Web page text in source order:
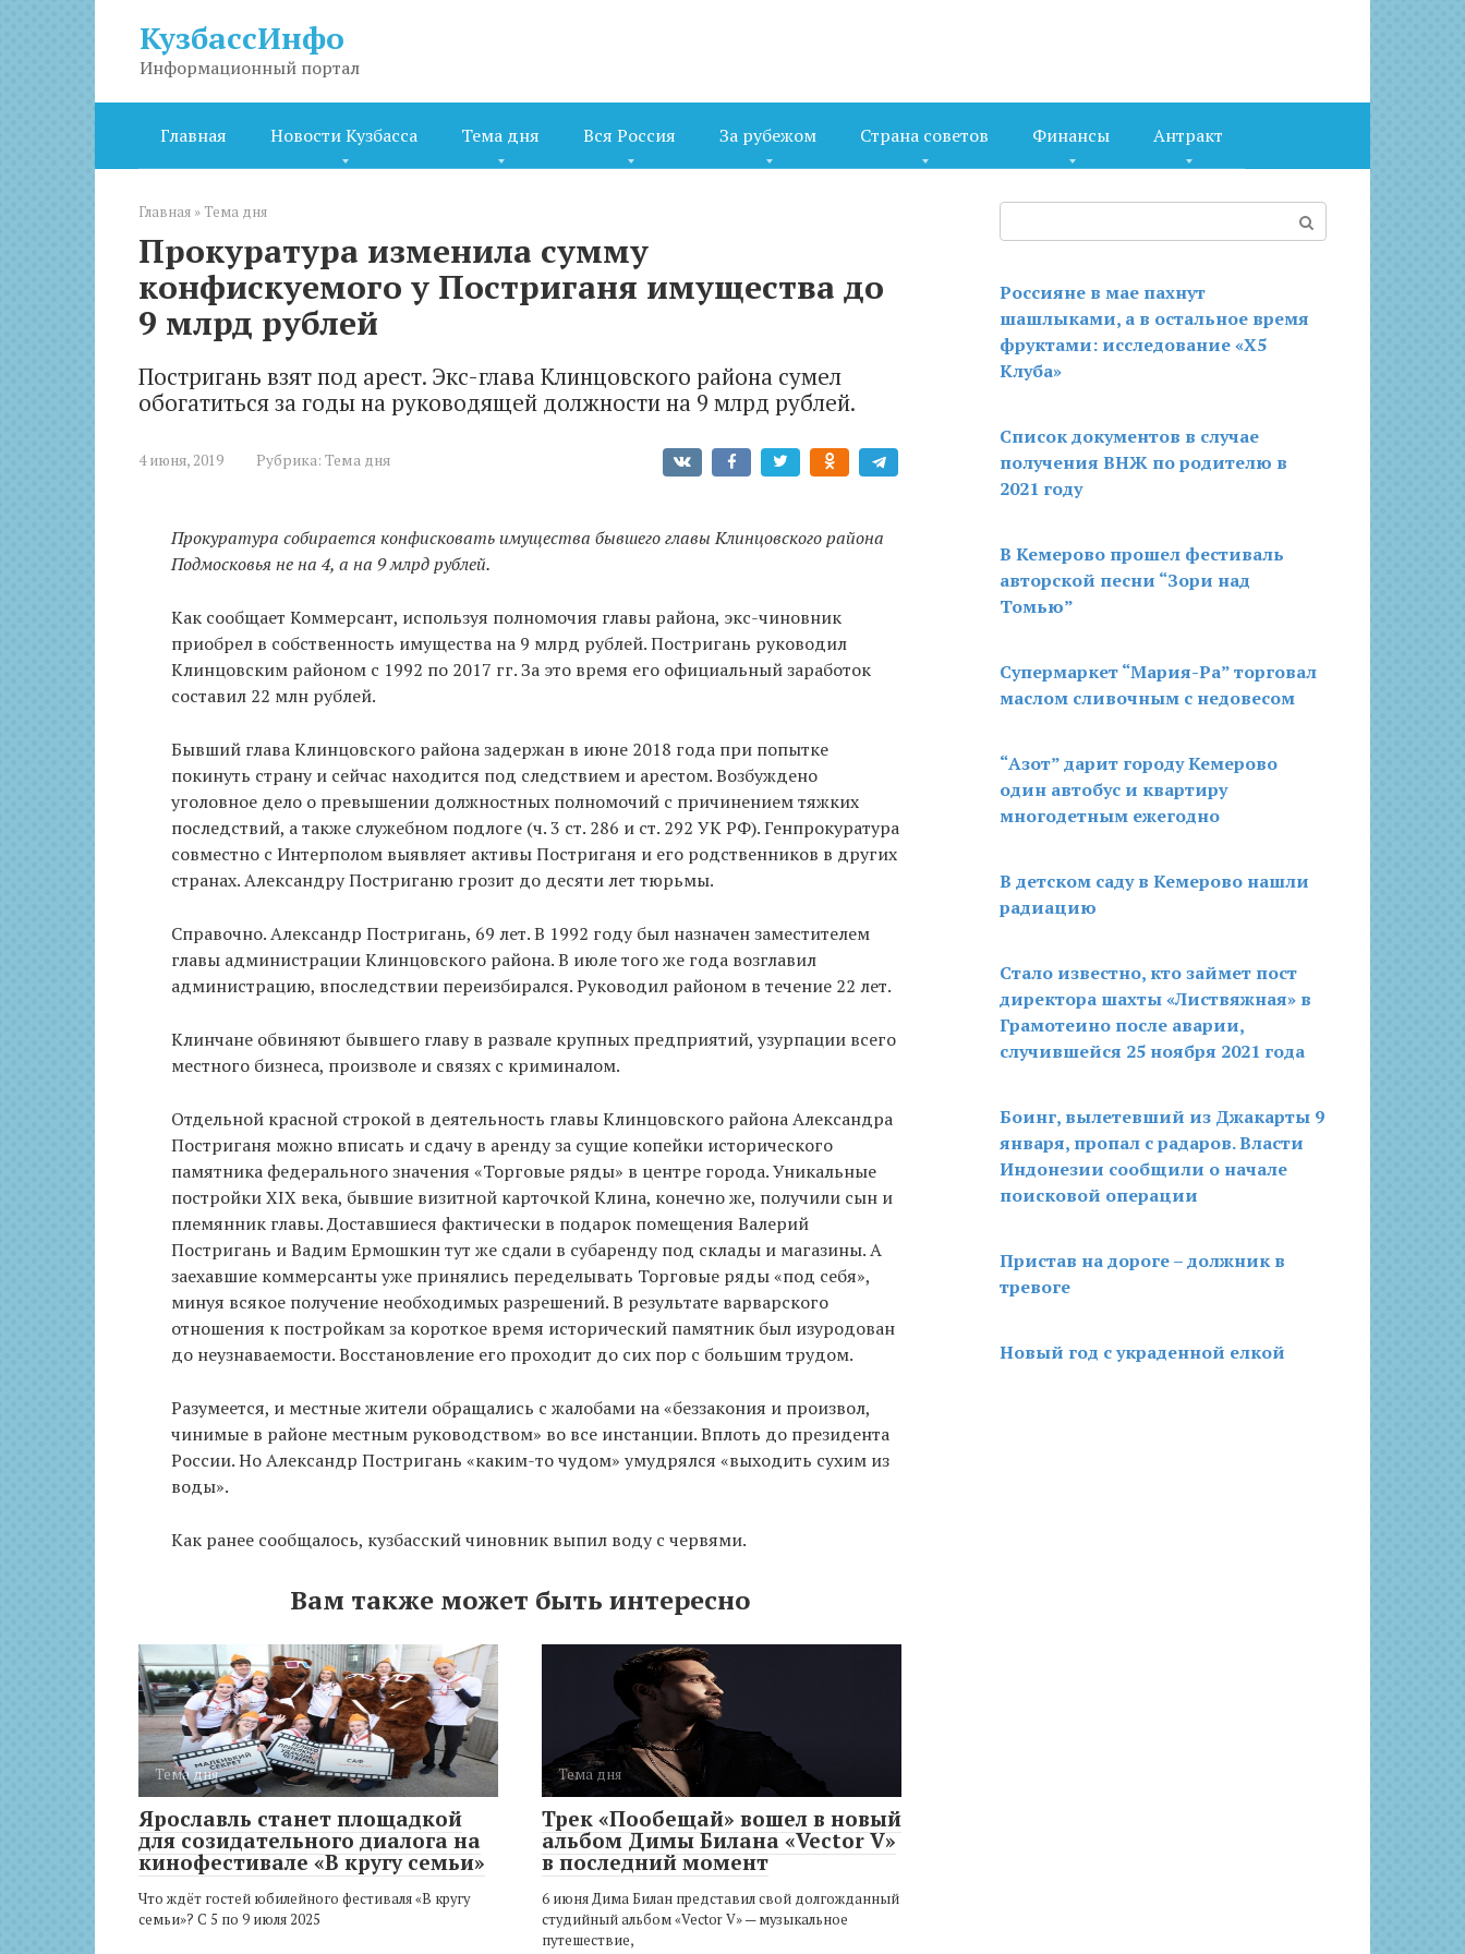
КузбассИнфо
Информационный портал
Главная Новости Кузбасса Тема дня Вся Россия За рубежом Страна советов Финансы Антракт
Главная » Тема дня
Прокуратура изменила сумму
конфискуемого у Постриганя имущества до
9 млрд рублей
Постригань взят под арест. Экс-глава Клинцовского района сумел
обогатиться за годы на руководящей должности на 9 млрд рублей.
4 июня, 2019 Рубрика: Тема дня
Прокуратура собирается конфисковать имущества бывшего главы Клинцовского района
Подмосковья не на 4, а на 9 млрд рублей.
Как сообщает Коммерсант, используя полномочия главы района, экс-чиновник
приобрел в собственность имущества на 9 млрд рублей. Постригань руководил
Клинцовским районом с 1992 по 2017 гг. За это время его официальный заработок
составил 22 млн рублей.
Бывший глава Клинцовского района задержан в июне 2018 года при попытке
покинуть страну и сейчас находится под следствием и арестом. Возбуждено
уголовное дело о превышении должностных полномочий с причинением тяжких
последствий, а также служебном подлоге (ч. 3 ст. 286 и ст. 292 УК РФ). Генпрокуратура
совместно с Интерполом выявляет активы Постриганя и его родственников в других
странах. Александру Постриганю грозит до десяти лет тюрьмы.
Справочно. Александр Постригань, 69 лет. В 1992 году был назначен заместителем
главы администрации Клинцовского района. В июле того же года возглавил
администрацию, впоследствии переизбирался. Руководил районом в течение 22 лет.
Клинчане обвиняют бывшего главу в развале крупных предприятий, узурпации всего
местного бизнеса, произволе и связях с криминалом.
Отдельной красной строкой в деятельность главы Клинцовского района Александра
Постриганя можно вписать и сдачу в аренду за сущие копейки исторического
памятника федерального значения «Торговые ряды» в центре города. Уникальные
постройки ХIХ века, бывшие визитной карточкой Клина, конечно же, получили сын и
племянник главы. Доставшиеся фактически в подарок помещения Валерий
Постригань и Вадим Ермошкин тут же сдали в субаренду под склады и магазины. А
заехавшие коммерсанты уже принялись переделывать Торговые ряды «под себя»,
минуя всякое получение необходимых разрешений. В результате варварского
отношения к постройкам за короткое время исторический памятник был изуродован
до неузнаваемости. Восстановление его проходит до сих пор с большим трудом.
Разумеется, и местные жители обращались с жалобами на «беззакония и произвол,
чинимые в районе местным руководством» во все инстанции. Вплоть до президента
России. Но Александр Постригань «каким-то чудом» умудрялся «выходить сухим из
воды».
Как ранее сообщалось, кузбасский чиновник выпил воду с червями.
Вам также может быть интересно
Тема дня
Ярославль станет площадкой
для созидательного диалога на
кинофестивале «В кругу семьи»
Что ждёт гостей юбилейного фестиваля «В кругу
семьи»? С 5 по 9 июля 2025
Тема дня
Трек «Пообещай» вошел в новый
альбом Димы Билана «Vector V»
в последний момент
6 июня Дима Билан представил свой долгожданный
студийный альбом «Vector V» — музыкальное
путешествие,
Россияне в мае пахнут
шашлыками, а в остальное время
фруктами: исследование «X5
Клуба»
Список документов в случае
получения ВНЖ по родителю в
2021 году
В Кемерово прошел фестиваль
авторской песни “Зори над
Томью”
Супермаркет “Мария-Ра” торговал
маслом сливочным с недовесом
“Азот” дарит городу Кемерово
один автобус и квартиру
многодетным ежегодно
В детском саду в Кемерово нашли
радиацию
Стало известно, кто займет пост
директора шахты «Листвяжная» в
Грамотеино после аварии,
случившейся 25 ноября 2021 года
Боинг, вылетевший из Джакарты 9
января, пропал с радаров. Власти
Индонезии сообщили о начале
поисковой операции
Пристав на дороге – должник в
тревоге
Новый год с украденной елкой